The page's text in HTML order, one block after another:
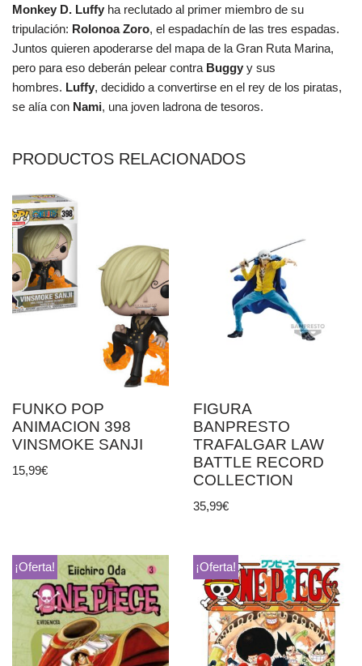
Monkey D. Luffy ha reclutado al primer miembro de su
tripulación: Rolonoa Zoro, el espadachín de las tres espadas.
Juntos quieren apoderarse del mapa de la Gran Ruta Marina,
pero para eso deberán pelear contra Buggy y sus
hombres. Luffy, decidido a convertirse en el rey de los piratas,
se alía con Nami, una joven ladrona de tesoros.
PRODUCTOS RELACIONADOS
FUNKO POP
ANIMACION 398
VINSMOKE SANJI
15,99€
FIGURA
BANPRESTO
TRAFALGAR LAW
BATTLE RECORD
COLLECTION
35,99€
¡Oferta! ¡Oferta!